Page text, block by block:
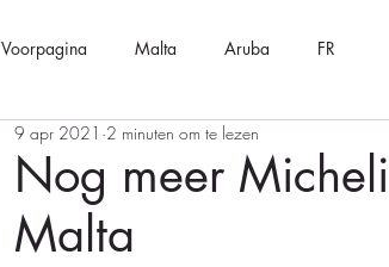
Voorpagina Malta Aruba FR
Nog meer
Malta
9 apr 2021 2 minuten om te lezen